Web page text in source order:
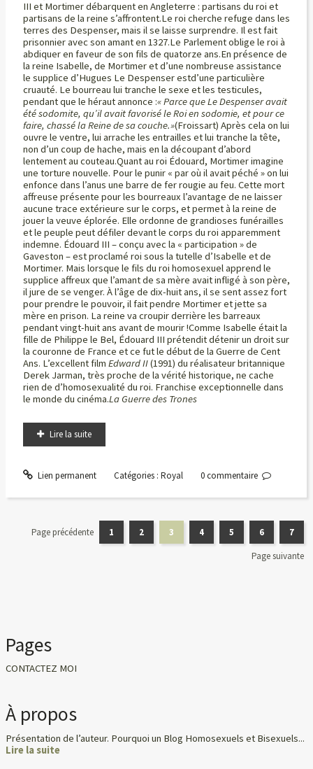
III et Mortimer débarquent en Angleterre : partisans du roi et
partisans de la reine s’affrontent.Le roi cherche refuge dans les
terres des Despenser, mais il se laisse surprendre. Il est fait
prisonnier avec son amant en 1327.Le Parlement oblige le roi à
abdiquer en faveur de son fils de quatorze ans.En présence de
la reine Isabelle, de Mortimer et d’une nombreuse assistance
le supplice d’Hugues Le Despenser estd’une particulière
cruauté. Le bourreau lui tranche le sexe et les testicules,
pendant que le héraut annonce :« Parce que Le Despenser avait
été sodomite, qu’il avait favorisé le Roi en sodomie, et pour ce
faire, chassé la Reine de sa couche.»(Froissart) Après cela on lui
ouvre le ventre, lui arrache les entrailles et lui tranche la tête,
non d’un coup de hache, mais en la découpant d’abord
lentement au couteau.Quant au roi Édouard, Mortimer imagine
une torture nouvelle. Pour le punir « par où il avait péché » on lui
enfonce dans l’anus une barre de fer rougie au feu. Cette mort
affreuse présente pour les bourreaux l’avantage de ne laisser
aucune trace extérieure sur le corps, et permet à la reine de
jouer la veuve éplorée. Elle ordonne de grandioses funérailles
et le peuple peut défiler devant le corps du roi apparemment
indemne. Édouard III – conçu avec la « participation » de
Gaveston – est proclamé roi sous la tutelle d’Isabelle et de
Mortimer. Mais lorsque le fils du roi homosexuel apprend le
supplice affreux que l’amant de sa mère avait infligé à son père,
il jure de se venger. À l’âge de dix-huit ans, il se sent assez fort
pour prendre le pouvoir, il fait pendre Mortimer et jette sa
mère en prison. La reine va croupir derrière les barreaux
pendant vingt-huit ans avant de mourir !Comme Isabelle était la
fille de Philippe le Bel, Édouard III prétendit détenir un droit sur
la couronne de France et ce fut le début de la Guerre de Cent
Ans. L’excellent film Edward II(1991) du réalisateur britannique
Derek Jarman, très proche de la vérité historique, ne cache
rien de d’homosexualité du roi. Franchise exceptionnelle dans
le monde du cinéma.La Guerre des Trones
Lire la suite
Lien permanent Catégories : Royal 0 commentaire
Page précédente 1 2 3 4 5 6 7
Page suivante
Pages
CONTACTEZ MOI
À propos
Présentation de l’auteur. Pourquoi un Blog Homosexuels et Bisexuels...
Lire la suite